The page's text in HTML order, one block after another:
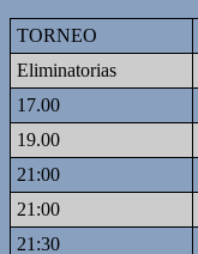
TORNEO
Eliminatorias
17.00
19.00
21:00
21:00
21:30